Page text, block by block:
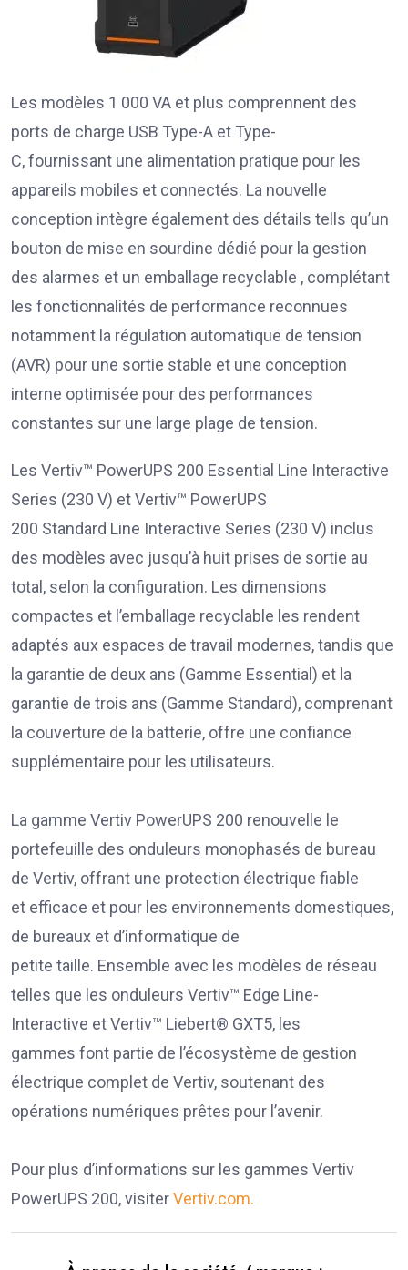
Les modèles 1 000 VA et plus comprennent des
ports de charge USB Type-A et Type-
C, fournissant une alimentation pratique pour les
appareils mobiles et connectés. La nouvelle
conception intègre également des détails tells qu’un
bouton de mise en sourdine dédié pour la gestion
des alarmes et un emballage recyclable , complétant
les fonctionnalités de performance reconnues
notamment la régulation automatique de tension
(AVR) pour une sortie stable et une conception
interne optimisée pour des performances
constantes sur une large plage de tension.
Les Vertiv™ PowerUPS 200 Essential Line Interactive
Series (230 V) et Vertiv™ PowerUPS
200 Standard Line Interactive Series (230 V) inclus
des modèles avec jusqu’à huit prises de sortie au
total, selon la configuration. Les dimensions
compactes et l’emballage recyclable les rendent
adaptés aux espaces de travail modernes, tandis que
la garantie de deux ans (Gamme Essential) et la
garantie de trois ans (Gamme Standard), comprenant
la couverture de la batterie, offre une confiance
supplémentaire pour les utilisateurs.
La gamme Vertiv PowerUPS 200 renouvelle le
portefeuille des onduleurs monophasés de bureau
de Vertiv, offrant une protection électrique fiable
et efficace et pour les environnements domestiques,
de bureaux et d’informatique de
petite taille. Ensemble avec les modèles de réseau
telles que les onduleurs Vertiv™ Edge Line-
Interactive et Vertiv™ Liebert® GXT5, les
gammes font partie de l’écosystème de gestion
électrique complet de Vertiv, soutenant des
opérations numériques prêtes pour l’avenir.
Pour plus d’informations sur les gammes Vertiv
PowerUPS 200, visiterVertiv.com.